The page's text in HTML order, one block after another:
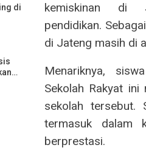
di
kemiskinan di
pendidikan.
di Jateng masih di
Menariknya,
Sekolah Rakyat
sekolah tersebut.
termasuk dalam
berprestasi.